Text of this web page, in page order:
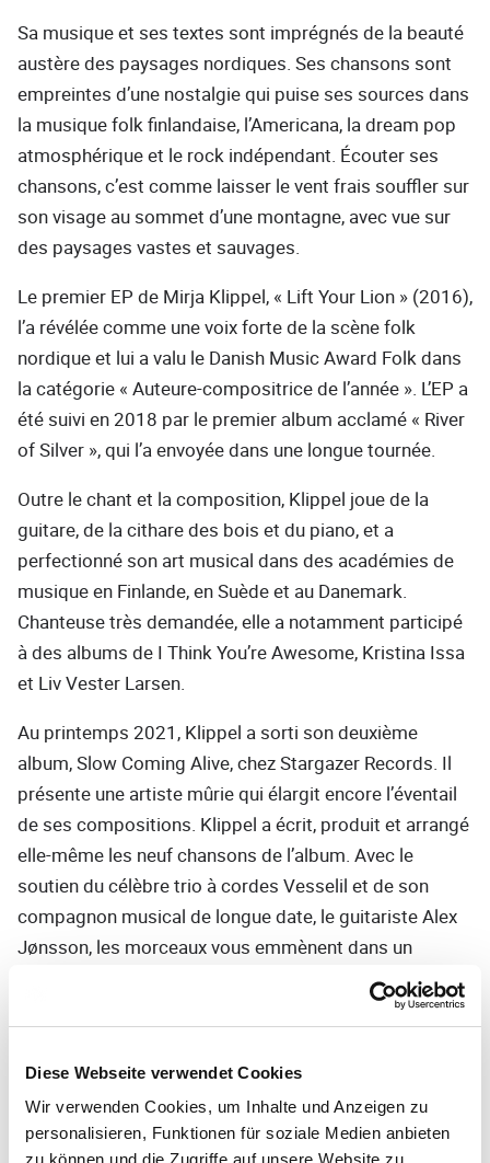
Diese Webseite verwendet Cookies
Wir verwenden Cookies, um Inhalte und Anzeigen zu
personalisieren, Funktionen für soziale Medien anbieten
zu können und die Zugriffe auf unsere Website zu
Sa musique et ses textes sont imprégnés de la beauté
austère des paysages nordiques. Ses chansons sont
empreintes d’une nostalgie qui puise ses sources dans
la musique folk finlandaise, l’Americana, la dream pop
atmosphérique et le rock indépendant. Écouter ses
chansons, c’est comme laisser le vent frais souffler sur
son visage au sommet d’une montagne, avec vue sur
des paysages vastes et sauvages.
Le premier EP de Mirja Klippel, « Lift Your Lion » (2016),
l’a révélée comme une voix forte de la scène folk
nordique et lui a valu le Danish Music Award Folk dans
la catégorie « Auteure-compositrice de l’année ». L’EP a
été suivi en 2018 par le premier album acclamé « River
of Silver », qui l’a envoyée dans une longue tournée.
Outre le chant et la composition, Klippel joue de la
guitare, de la cithare des bois et du piano, et a
perfectionné son art musical dans des académies de
musique en Finlande, en Suède et au Danemark.
Chanteuse très demandée, elle a notamment participé
à des albums de I Think You’re Awesome, Kristina Issa
et Liv Vester Larsen.
Au printemps 2021, Klippel a sorti son deuxième
album, Slow Coming Alive, chez Stargazer Records. Il
présente une artiste mûrie qui élargit encore l’éventail
de ses compositions. Klippel a écrit, produit et arrangé
elle-même les neuf chansons de l’album. Avec le
soutien du célèbre trio à cordes Vesselil et de son
compagnon musical de longue date, le guitariste Alex
Jønsson, les morceaux vous emmènent dans un
univers de musique de chambre encore inconnu.
Sur cet album, elle crée un espace intime dans lequel
paroles en anglais qui traitent de thèmes universels
tels que l’injustice sociale, tout en laissant espérer un